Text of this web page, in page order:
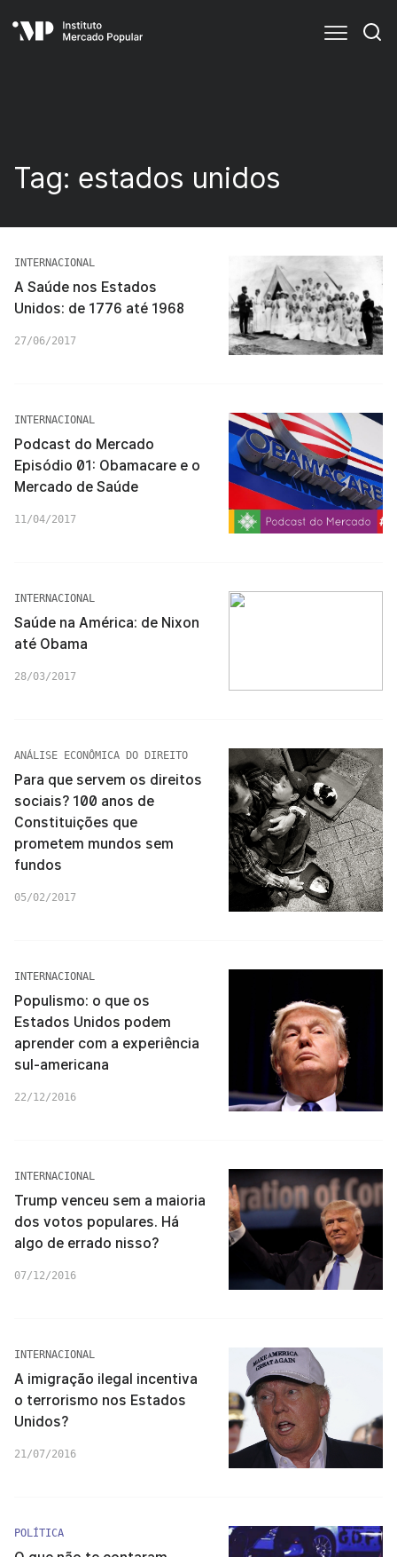
Tag: estados unidos
INTERNACIONAL
A Saúde nos Estados
Unidos: de 1776 até 1968
27/06/2017
INTERNACIONAL
Podcast do Mercado
Episódio 01: Obamacare e o
Mercado de Saúde
11/04/2017
INTERNACIONAL
Saúde na América: de Nixon
até Obama
28/03/2017
ANÁLISE ECONÔMICA DO DIREITO
Para que servem os direitos
sociais? 100 anos de
Constituições que
prometem mundos sem
fundos
05/02/2017
INTERNACIONAL
Populismo: o que os
Estados Unidos podem
aprender com a experiência
sul-americana
22/12/2016
INTERNACIONAL
Trump venceu sem a maioria
dos votos populares. Há
algo de errado nisso?
07/12/2016
INTERNACIONAL
A imigração ilegal incentiva
o terrorismo nos Estados
Unidos?
21/07/2016
POLÍTICA